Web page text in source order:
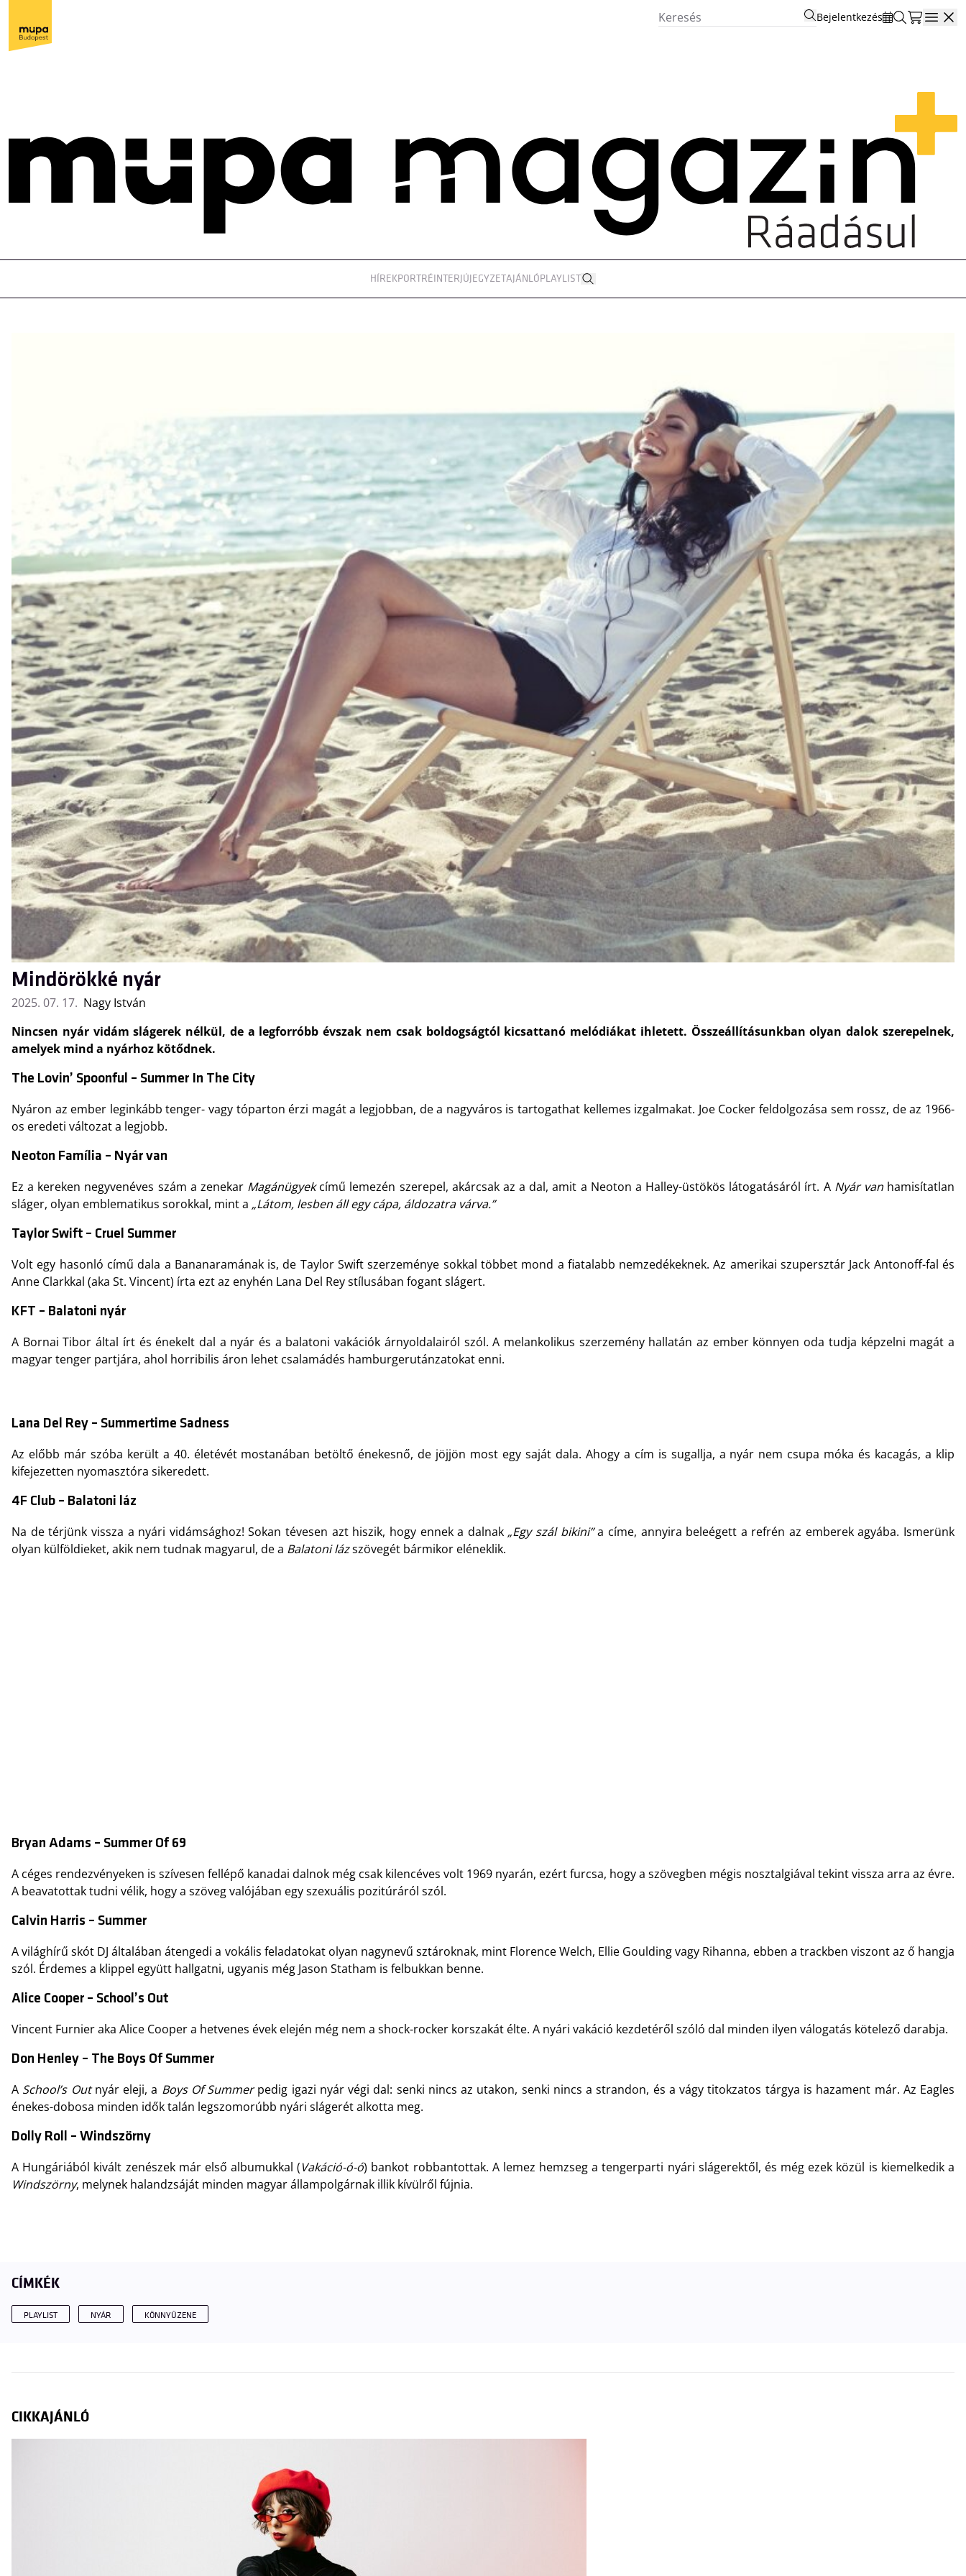
Bejelentkezés
HÍREKPORTRÉINTERJÚJEGYZETAJÁNLÓPLAYLIST
Mindörökké nyár
2025. 07. 17. Nagy István
Nincsen nyár vidám slágerek nélkül, de a legforróbb évszak nem csak boldogságtól kicsattanó melódiákat ihletett. Összeállításunkban olyan dalok szerepelnek,
amelyek mind a nyárhoz kötődnek.
The Lovin’ Spoonful – Summer In The City
Nyáron az ember leginkább tenger- vagy tóparton érzi magát a legjobban, de a nagyváros is tartogathat kellemes izgalmakat. Joe Cocker feldolgozása sem rossz, de az 1966-
os eredeti változat a legjobb.
Neoton Família – Nyár van
Ez a kereken negyvenéves szám a zenekar Magánügyekcímű lemezén szerepel, akárcsak az a dal, amit a Neoton a Halley-üstökös látogatásáról írt. A Nyár vanhamisítatlan
sláger, olyan emblematikus sorokkal, mint a „Látom, lesben áll egy cápa, áldozatra várva.”
Taylor Swift – Cruel Summer
Volt egy hasonló című dala a Bananaramának is, de Taylor Swift szerzeménye sokkal többet mond a fiatalabb nemzedékeknek. Az amerikai szupersztár Jack Antonoff-fal és
Anne Clarkkal (aka St. Vincent) írta ezt az enyhén Lana Del Rey stílusában fogant slágert.
KFT – Balatoni nyár
A Bornai Tibor által írt és énekelt dal a nyár és a balatoni vakációk árnyoldalairól szól. A melankolikus szerzemény hallatán az ember könnyen oda tudja képzelni magát a
magyar tenger partjára, ahol horribilis áron lehet csalamádés hamburgerutánzatokat enni.
Lana Del Rey – Summertime Sadness
Az előbb már szóba került a 40. életévét mostanában betöltő énekesnő, de jöjjön most egy saját dala. Ahogy a cím is sugallja, a nyár nem csupa móka és kacagás, a klip
kifejezetten nyomasztóra sikeredett.
4F Club – Balatoni láz
Na de térjünk vissza a nyári vidámsághoz! Sokan tévesen azt hiszik, hogy ennek a dalnak „Egy szál bikini”a címe, annyira beleégett a refrén az emberek agyába. Ismerünk
olyan külföldieket, akik nem tudnak magyarul, de a Balatoni lázszövegét bármikor eléneklik.
Bryan Adams – Summer Of 69
A céges rendezvényeken is szívesen fellépő kanadai dalnok még csak kilencéves volt 1969 nyarán, ezért furcsa, hogy a szövegben mégis nosztalgiával tekint vissza arra az évre.
A beavatottak tudni vélik, hogy a szöveg valójában egy szexuális pozitúráról szól.
Calvin Harris – Summer
A világhírű skót DJ általában átengedi a vokális feladatokat olyan nagynevű sztároknak, mint Florence Welch, Ellie Goulding vagy Rihanna, ebben a trackben viszont az ő hangja
szól. Érdemes a klippel együtt hallgatni, ugyanis még Jason Statham is felbukkan benne.
Alice Cooper – School’s Out
Vincent Furnier aka Alice Cooper a hetvenes évek elején még nem a shock-rocker korszakát élte. A nyári vakáció kezdetéről szóló dal minden ilyen válogatás kötelező darabja.
Don Henley – The Boys Of Summer
A School’s Outnyár eleji, a Boys Of Summerpedig igazi nyár végi dal: senki nincs az utakon, senki nincs a strandon, és a vágy titokzatos tárgya is hazament már. Az Eagles
énekes-dobosa minden idők talán legszomorúbb nyári slágerét alkotta meg.
Dolly Roll – Windszörny
A Hungáriából kivált zenészek már első albumukkal (Vakáció-ó-ó) bankot robbantottak. A lemez hemzseg a tengerparti nyári slágerektől, és még ezek közül is kiemelkedik a
Windszörny, melynek halandzsáját minden magyar állampolgárnak illik kívülről fújnia.
CÍMKÉK
PLAYLIST NYÁR KÖNNYŰZENE
CIKKAJÁNLÓ